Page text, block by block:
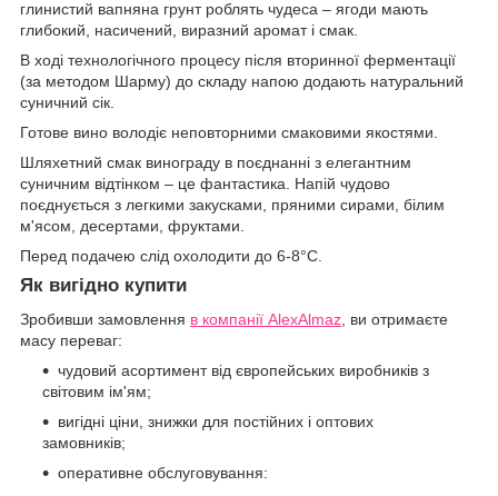
глинистий вапняна грунт роблять чудеса – ягоди мають
глибокий, насичений, виразний аромат і смак.
В ході технологічного процесу після вторинної ферментації
(за методом Шарму) до складу напою додають натуральний
суничний сік.
Готове вино володіє неповторними смаковими якостями.
Шляхетний смак винограду в поєднанні з елегантним
суничним відтінком – це фантастика. Напій чудово
поєднується з легкими закусками, пряними сирами, білим
м'ясом, десертами, фруктами.
Перед подачею слід охолодити до 6-8°С.
Як вигідно купити
Зробивши замовлення в компанії AlexAlmaz , ви отримаєте
масу переваг:
чудовий асортимент від європейських виробників з
світовим ім'ям;
вигідні ціни, знижки для постійних і оптових
замовників;
оперативне обслуговування: